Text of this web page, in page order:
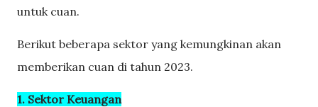
untuk cuan.
Berikut beberapa sektor yang kemungkinan akan
memberikan cuan di tahun 2023.
1. Sektor Keuangan